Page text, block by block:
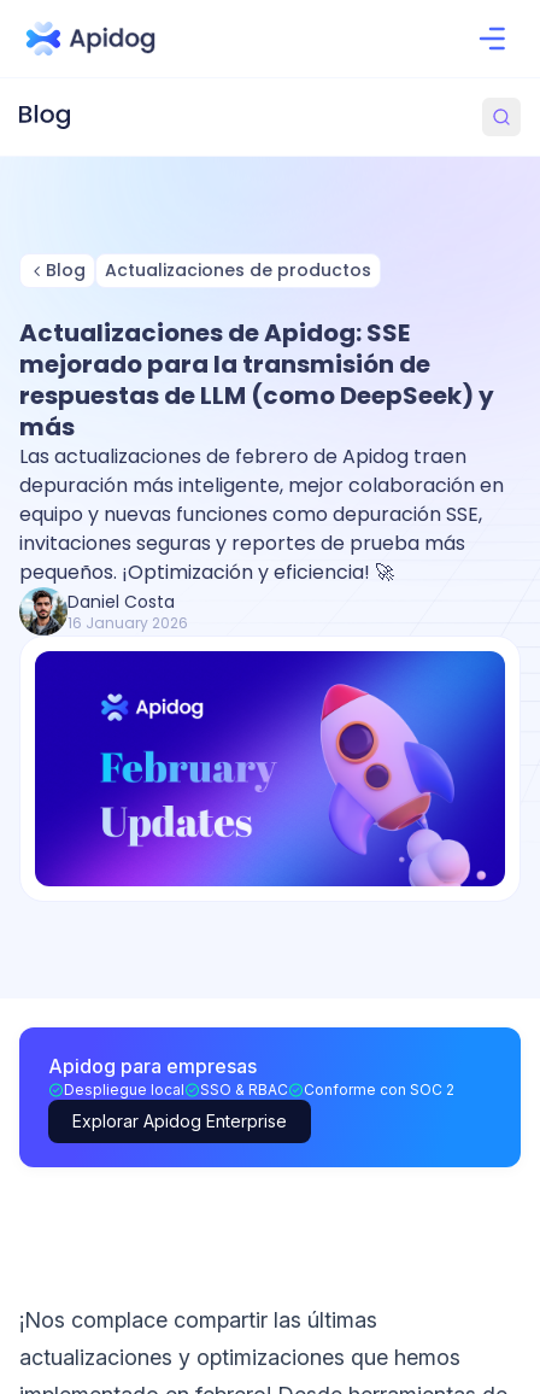
Blog Actualizaciones de productos
Actualizaciones de Apidog: SSE
mejorado para la transmisión de
respuestas de LLM (como DeepSeek) y
más
Las actualizaciones de febrero de Apidog traen
depuración más inteligente, mejor colaboración en
equipo y nuevas funciones como depuración SSE,
invitaciones seguras y reportes de prueba más
pequeños. ¡Optimización y eficiencia! 🚀
Daniel Costa
16 January 2026
Apidog para empresas
Despliegue local SSO & RBAC Conforme con SOC 2
Explorar Apidog Enterprise
¡Nos complace compartir las últimas
actualizaciones y optimizaciones que hemos